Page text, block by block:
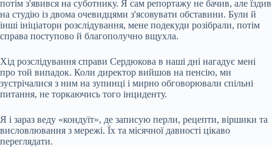
потім з'явився на суботнику. Я сам репортажу не бачив, але їздив
на студію із двома очевидцями з'ясовувати обставини. Були й
інші ініціатори розслідування, мене подекуди розібрали, потім
справа поступово й благополучно вщухла.
Хід розслідування справи Сердюкова в наші дні нагадує мені
про той випадок. Коли директор вийшов на пенсію, ми
зустрічалися з ним на зупинці і мирно обговорювали спільні
питання, не торкаючись того інциденту.
Я і зараз веду «кондуїт», де записую перли, рецепти, віршики та
висловлювання з мережі. Їх та місячної давності цікаво
переглядати.